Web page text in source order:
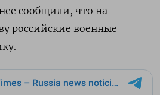
сообщили, что на
российские военные